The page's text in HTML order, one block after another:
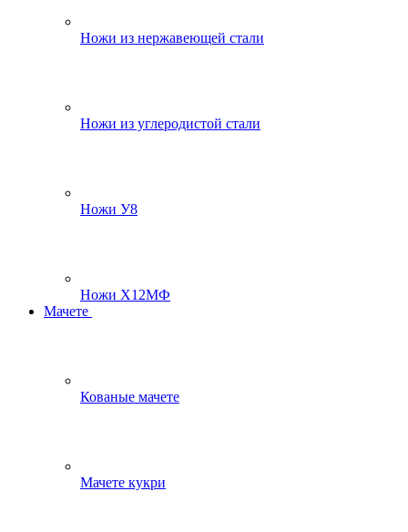
Ножи из нержавеющей стали
Ножи из углеродистой стали
Ножи У8
Ножи Х12МФ
Мачете
Кованые мачете
Мачете кукри